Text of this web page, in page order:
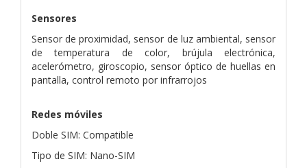
Sensores
Sensor de proximidad, sensor de luz ambiental, sensor
de temperatura de color, brújula electrónica,
acelerómetro, giroscopio, sensor óptico de huellas en
pantalla, control remoto por infrarrojos
Redes móviles
Doble SIM: Compatible
Tipo de SIM: Nano-SIM